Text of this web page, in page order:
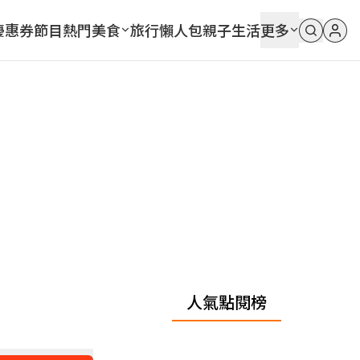
惠券節目熱門美食 旅行懶人包親子生活更多
人氣點閱榜